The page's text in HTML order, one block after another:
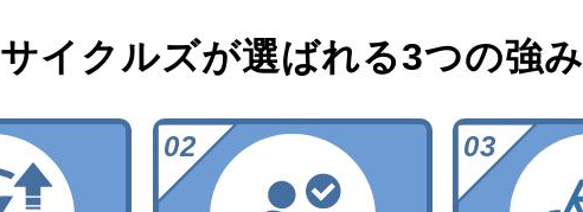
サイクルズが選ばれる3つの強み